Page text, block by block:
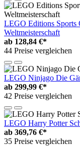
LEGO Editions Sports
Weltmeisterschaft
ab 128,84 €*
44 Preise vergleichen
LEGO Ninjago Die
ab 299,99 €*
42 Preise vergleichen
LEGO Harry Potter
ab 369,76 €*
35 Preise vergleichen